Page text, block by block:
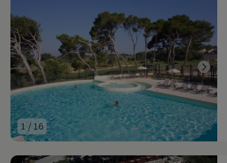
1 /16